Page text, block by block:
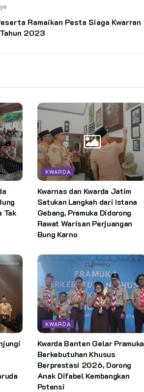
Ramaikan Pesta Siaga Kwarran
2023
Tak
KWARDA
Kwarnas dan Kwarda Jatim
Satukan Langkah dari Istana
Gebang, Pramuka Didorong
Rawat Warisan Perjuangan
Bung Karno
KWARDA
Kwarda Banten Gelar Pramuka
Berkebutuhan Khusus
Berprestasi 2026, Dorong
Anak Difabel Kembangkan
Potensi